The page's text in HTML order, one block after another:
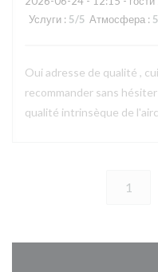
Услуги : 5/5 Атмосфера : 5
Oui adresse de qualité ,
recommander sans
qualité intrinsèque de
1